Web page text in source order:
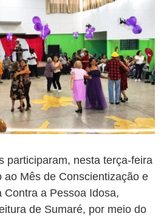
participaram, nesta terça-feira
ao Mês de Conscientização e
Contra a Pessoa Idosa,
de Sumaré, por meio do